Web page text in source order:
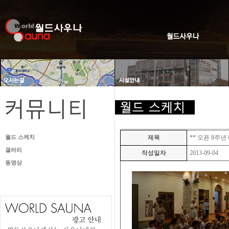
월드 스케치
갤러리
동영상
제목 ** 오픈 8주년
작성일자 2013-09-04